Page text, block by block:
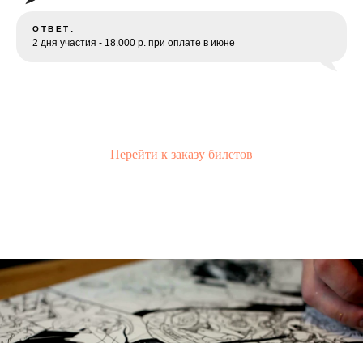
ОТВЕТ:
2 дня участия - 18.000 р. при оплате в июне
Перейти к заказу билетов